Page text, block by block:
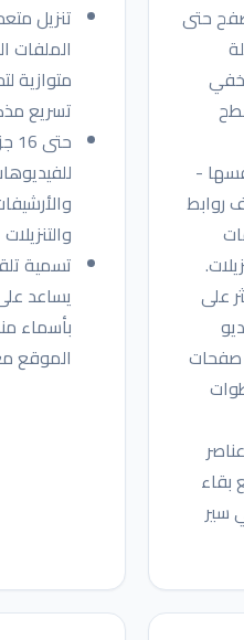
حتى
-
روابط
على
صفحات
بقاء
سير
تنزيل
الملفات
متوازية
تسريع
تسمية
يساعد
بأسماء
الموقع